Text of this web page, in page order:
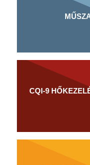
CQI-9